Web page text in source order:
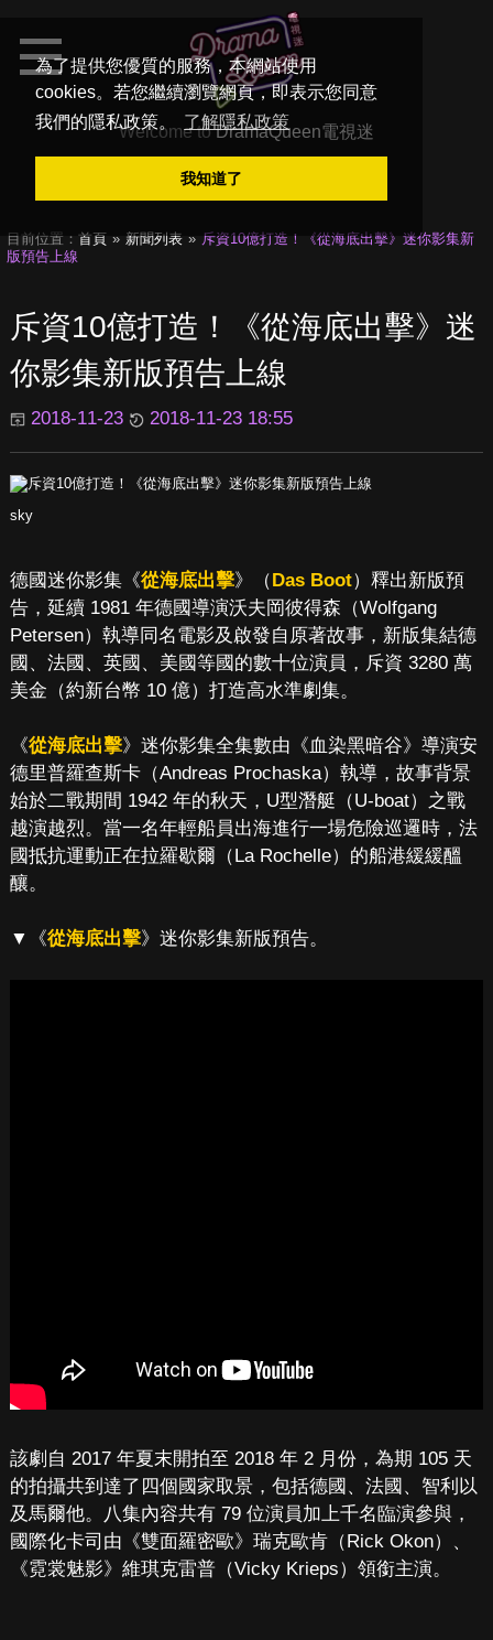
為了提供您優質的服務，本網站使用
cookies。若您繼續瀏覽網頁，即表示您同意
我們的隱私政策。
了解隱私政策
我知道了
Welcome toDramaQueen電視迷
目前位置： 首頁 新聞列表
斥資10億打造！《從海底出擊》迷你影集新
版預告上線
斥資10億打造！《從海底出擊》迷
你影集新版預告上線
2018-11-23 2018-11-23 18:55
sky
德國迷你影集《從海底出擊》（Das Boot）釋出新版預
告，延續 1981 年德國導演沃夫岡彼得森（Wolfgang
Petersen）執導同名電影及啟發自原著故事，新版集結德
國、法國、英國、美國等國的數十位演員，斥資 3280 萬
美金（約新台幣 10 億）打造高水準劇集。
《從海底出擊》迷你影集全集數由《血染黑暗谷》導演安
德里普羅查斯卡（Andreas Prochaska）執導，故事背景
始於二戰期間 1942 年的秋天，U型潛艇（U-boat）之戰
越演越烈。當一名年輕船員出海進行一場危險巡邏時，法
國抵抗運動正在拉羅歇爾（La Rochelle）的船港緩緩醞
釀。
▼《從海底出擊》迷你影集新版預告。
該劇自 2017 年夏末開拍至 2018 年 2 月份，為期 105 天
的拍攝共到達了四個國家取景，包括德國、法國、智利以
及馬爾他。八集內容共有 79 位演員加上千名臨演參與，
國際化卡司由《雙面羅密歐》瑞克歐肯（Rick Okon）、
《霓裳魅影》維琪克雷普（Vicky Krieps）領銜主演。